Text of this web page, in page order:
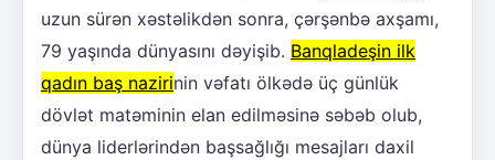
uzun sürən xəstəlikdən sonra, çərşənbə axşamı,
79 yaşında dünyasını dəyişib. Banqladeşin ilk
qadın baş nazirinin vəfatı ölkədə üç günlük
dövlət matəminin elan edilməsinə səbəb olub,
dünya liderlərindən başsağlığı mesajları daxil